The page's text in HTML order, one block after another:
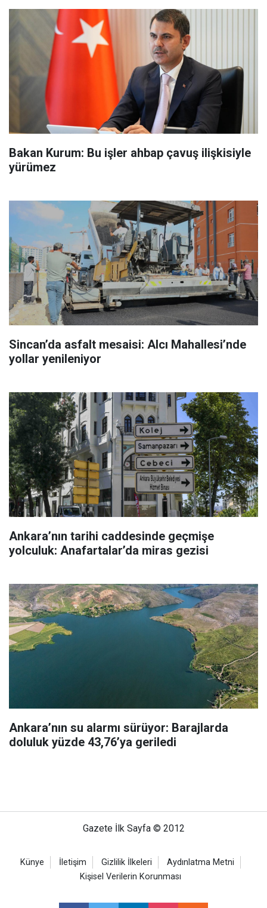
Bakan Kurum: Bu işler ahbap çavuş ilişkisiyle
yürümez
Sincan’da asfalt mesaisi: Alcı Mahallesi’nde
yollar yenileniyor
Ankara’nın tarihi caddesinde geçmişe
yolculuk: Anafartalar’da miras gezisi
Ankara’nın su alarmı sürüyor: Barajlarda
doluluk yüzde 43,76’ya geriledi
Gazete İlk Sayfa © 2012
Künye İletişim Gizlilik İlkeleri
Aydınlatma Metni
Kişisel Verilerin Korunması